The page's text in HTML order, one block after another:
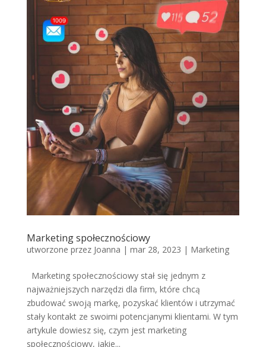
Marketing społecznościowy
utworzone przez Joanna | mar 28, 2023 | Marketing
Marketing społecznościowy stał się jednym z
najważniejszych narzędzi dla firm, które chcą
zbudować swoją markę, pozyskać klientów i utrzymać
stały kontakt ze swoimi potencjanymi klientami. W tym
artykule dowiesz się, czym jest marketing
społecznościowy, jakie...